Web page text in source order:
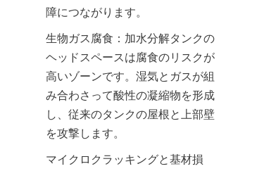
障につながります。
生物ガス腐食：加水分解タンクの
ヘッドスペースは腐食のリスクが
高いゾーンです。湿気とガスが組
み合わさって酸性の凝縮物を形成
し、従来のタンクの屋根と上部壁
を攻撃します。
マイクロクラッキングと基材損